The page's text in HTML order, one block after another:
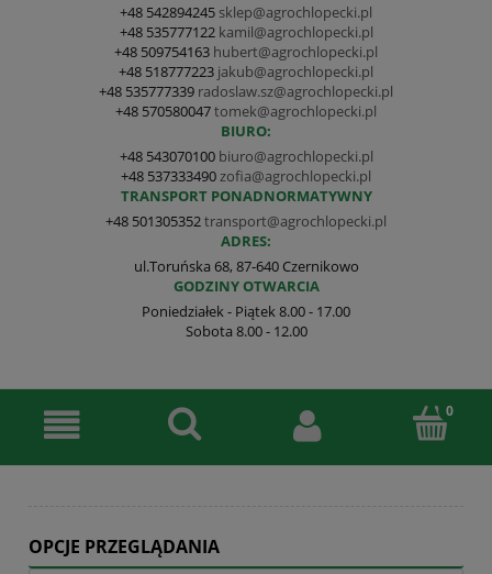
+48 542894245 sklep@agrochlopecki.pl
+48 535777122 kamil@agrochlopecki.pl
+48 509754163 hubert@agrochlopecki.pl
+48 518777223 jakub@agrochlopecki.pl
+48 535777339 radoslaw.sz@agrochlopecki.pl
+48 570580047tomek@agrochlopecki.pl
BIURO:
+48 543070100 biuro@agrochlopecki.pl
+48 537333490 zofia@agrochlopecki.pl
TRANSPORT PONADNORMATYWNY
+48 501305352transport@agrochlopecki.pl
ADRES:
ul.Toruńska 68, 87-640 Czernikowo
GODZINY OTWARCIA
Poniedziałek - Piątek 8.00 - 17.00
Sobota 8.00 - 12.00
OPCJE PRZEGLĄDANIA